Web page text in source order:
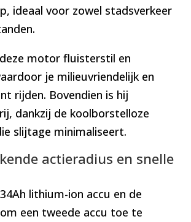
ideaal voor zowel stadsverkeer
motor fluisterstil en
je milieuvriendelijk en
rijden. Bovendien is hij
dankzij de koolborstelloze
slijtage minimaliseert.
actieradius en snelle
lithium-ion accu en de
een tweede accu toe te